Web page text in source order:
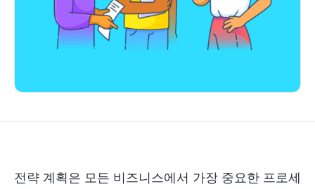
전략 계획은 모든 비즈니스에서 가장 중요한 프로세